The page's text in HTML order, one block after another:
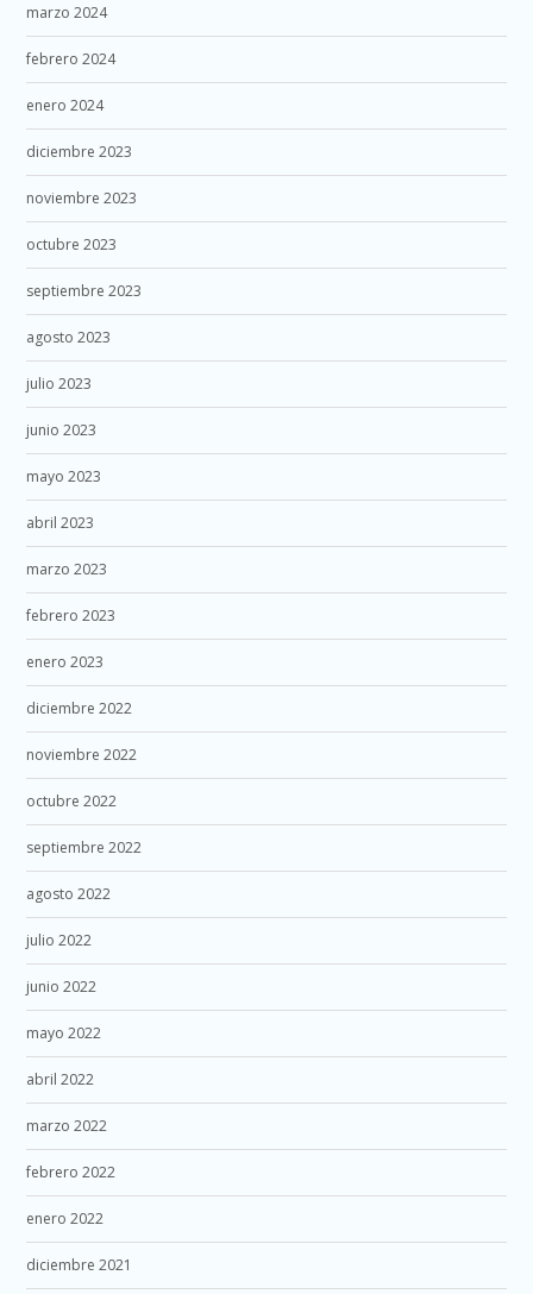
marzo 2024
febrero 2024
enero 2024
diciembre 2023
noviembre 2023
octubre 2023
septiembre 2023
agosto 2023
julio 2023
junio 2023
mayo 2023
abril 2023
marzo 2023
febrero 2023
enero 2023
diciembre 2022
noviembre 2022
octubre 2022
septiembre 2022
agosto 2022
julio 2022
junio 2022
mayo 2022
abril 2022
marzo 2022
febrero 2022
enero 2022
diciembre 2021